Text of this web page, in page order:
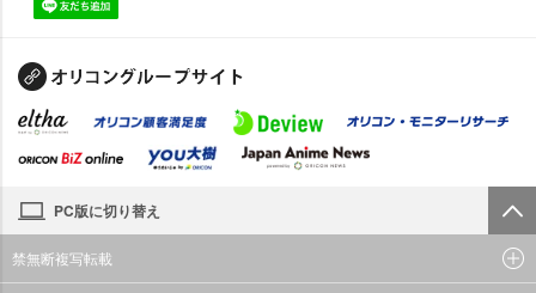
PC版に切り替え
禁無断複写転載